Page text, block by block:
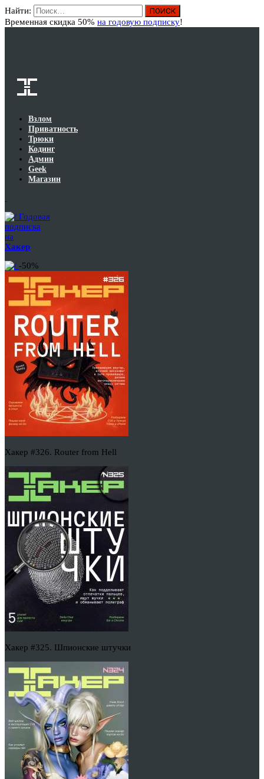
Найти:
Временная скидка 50% на годовую подписку!
Взлом
Приватность
Трюки
Кодинг
Админ
Geek
Магазин
Годовая
подписка
на
Хакер
-50%
Хакер #326. Router from Hell
Хакер #325. Шпионские штучки